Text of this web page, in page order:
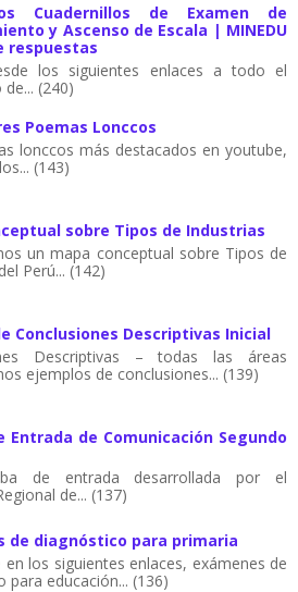
Cuadernillos de Examen de
y Ascenso de Escala | MINEDU
respuestas
los siguientes enlaces a todo el
(240)
Poemas Lonccos
lonccos más destacados en youtube,
(143)
sobre Tipos de Industrias
un mapa conceptual sobre Tipos de
Perú... (142)
Conclusiones Descriptivas Inicial
Descriptivas – todas las áreas
ejemplos de conclusiones... (139)
Entrada de Comunicación Segundo
de entrada desarrollada por el
de... (137)
de diagnóstico para primaria
en los siguientes enlaces, exámenes de
para educación... (136)